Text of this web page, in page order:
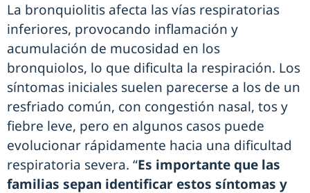
La bronquiolitis afecta las vías respiratorias
inferiores, provocando inflamación y
acumulación de mucosidad en los
bronquiolos, lo que dificulta la respiración. Los
síntomas iniciales suelen parecerse a los de un
resfriado común, con congestión nasal, tos y
fiebre leve, pero en algunos casos puede
evolucionar rápidamente hacia una dificultad
respiratoria severa. “Es importante que las
familias sepan identificar estos síntomas y